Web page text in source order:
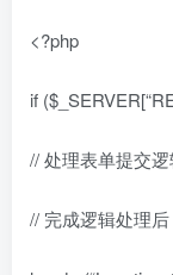
<?php
if
// 处理表单提交
// 完成逻辑处理